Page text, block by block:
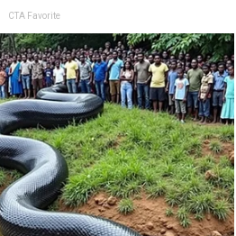
CTA Favorite